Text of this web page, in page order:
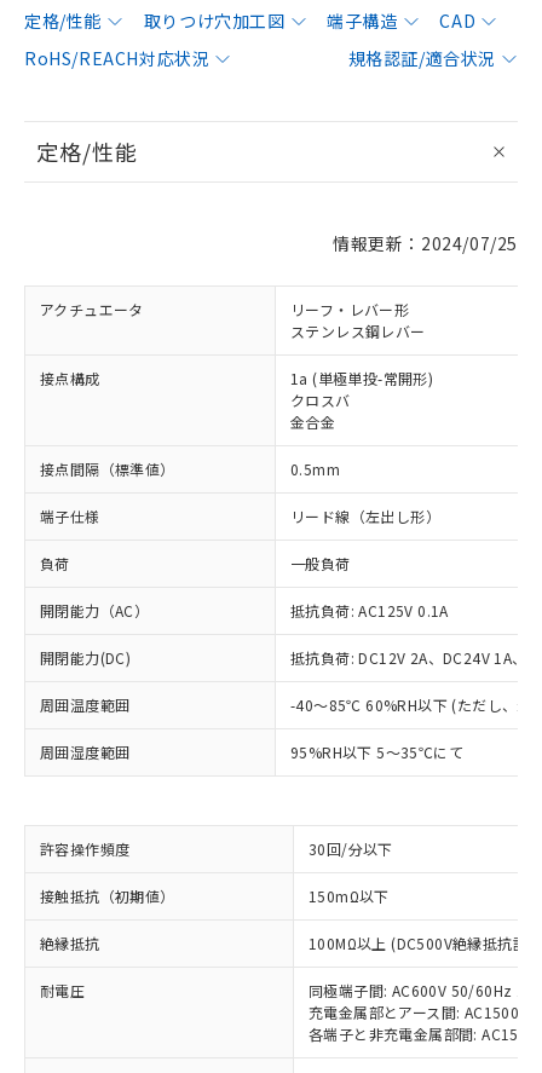
定格/性能 取りつけ穴加工図 端子構造
CAD
RoHS/REACH対応状況
規格認証/適合状況
定格/性能
情報更新：2024/07/25
アクチュエータ
リーフ・レバー形
ステンレス鋼レバー
接点構成
1a (単極単投-常開形)
クロスバ
金合金
接点間隔（標準値） 0.5mm
端子仕様 リード線（左出し形）
負荷 一般負荷
開閉能力（AC） 抵抗負荷: AC125V 0.1A
開閉能力(DC) 抵抗負荷: DC12V 2A、DC24V 1A、
周囲温度範囲 -40～85℃ 60%RH以下 (ただし、氷
周囲湿度範囲 95%RH以下 5～35℃にて
許容操作頻度 30回/分以下
接触抵抗（初期値） 150mΩ以下
絶縁抵抗 100MΩ以上 (DC500V絶縁抵抗計
耐電圧
同極端子間: AC600V 50/60Hz
充電金属部とアース間: AC1500V
各端子と非充電金属部間:
以下の条件をお読みいただき、同意のうえ
※1 対応状況
対応済み：EU RoHS指令（10物質）の
非含有に対応した製品が提供可能な商品で
す。
対応予定：EU RoHS指令（10物質）の非含
有に対応した製品に切り替える予定のある
対応予定なし：EU RoHS指令（10物質）の